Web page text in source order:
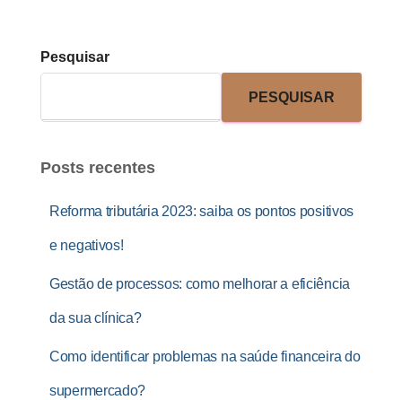
Pesquisar
PESQUISAR
Posts recentes
Reforma tributária 2023: saiba os pontos positivos
e negativos!
Gestão de processos: como melhorar a eficiência
da sua clínica?
Como identificar problemas na saúde financeira do
supermercado?